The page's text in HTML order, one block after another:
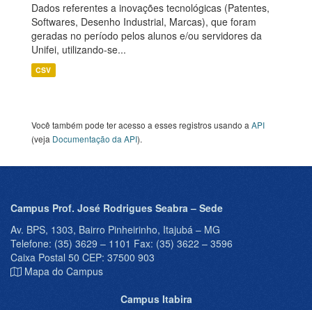
Dados referentes a inovações tecnológicas (Patentes,
Softwares, Desenho Industrial, Marcas), que foram
geradas no período pelos alunos e/ou servidores da
Unifei, utilizando-se...
CSV
Você também pode ter acesso a esses registros usando a API
(veja Documentação da API).
Campus Prof. José Rodrigues Seabra – Sede
Av. BPS, 1303, Bairro Pinheirinho, Itajubá – MG
Telefone: (35) 3629 – 1101 Fax: (35) 3622 – 3596
Caixa Postal 50 CEP: 37500 903
Mapa do Campus
Campus Itabira